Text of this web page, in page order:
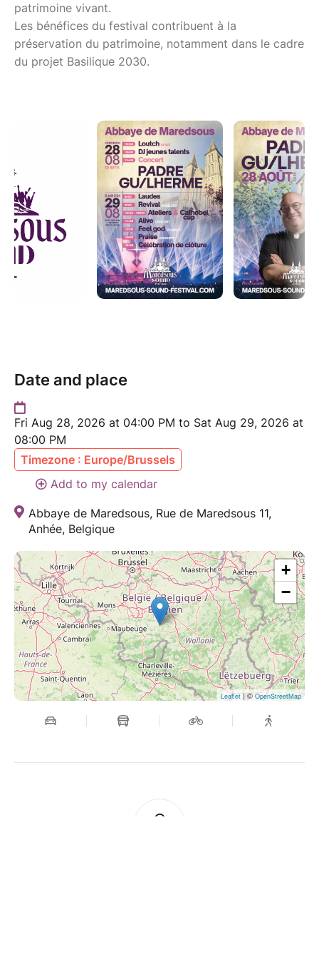
patrimoine vivant.
Les bénéfices du festival contribuent à la
préservation du patrimoine, notamment dans le cadre
du projet Basilique 2030.
Date and place
Fri Aug 28, 2026 at 04:00 PM to Sat Aug 29, 2026 at
08:00 PM
Timezone : Europe/Brussels
Add to my calendar
Abbaye de Maredsous, Rue de Maredsous 11,
Anhée, Belgique
+
−
Leaflet| ©OpenStreetMap